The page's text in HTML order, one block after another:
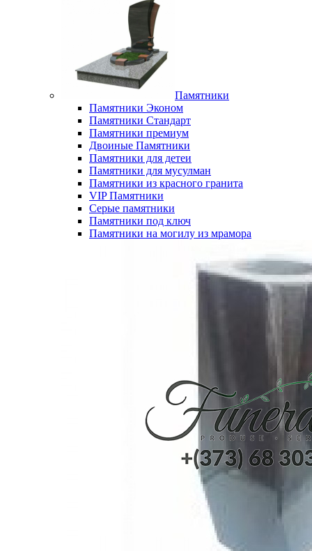
Памятники
Памятники Эконом
Памятники Стандарт
Памятники премиум
Двоиные Памятники
Памятники для детеи
Памятники для мусулман
Памятники из красного гранита
VIP Памятники
Серые памятники
Памятники под ключ
Памятники на могилу из мрамора